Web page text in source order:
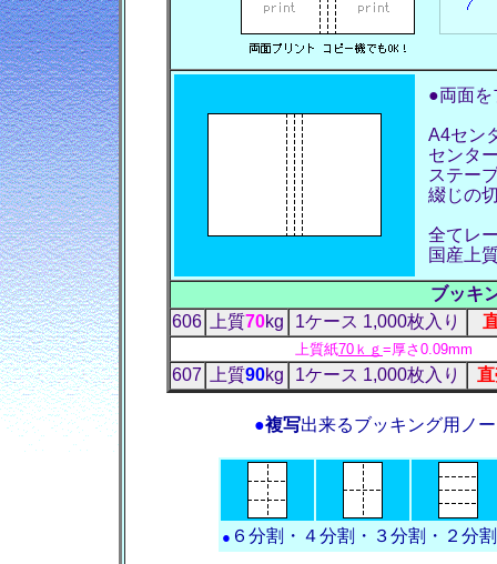
●両面を
A4セン
センタ
ステー
綴じの
全てレ
国産上
ブッキ
606
上質70kg 1ケース 1,000枚入り
上質紙70ｋｇ =厚さ0.09mm
607 上質90kg 1ケース 1,000枚入り
●複写出来るブッキング用ノ
● ６分割・４分割・３分割・２分